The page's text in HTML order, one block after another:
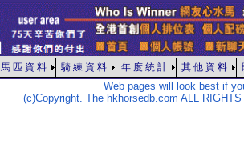
馬 匹 資 料 騎 練 資 料 年 度 統 計 其 他 資 料
Web pages will look best if
(c)Copyright. The hkhorsedb.com ALL